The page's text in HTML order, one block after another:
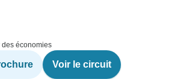
économies
Voir le circuit